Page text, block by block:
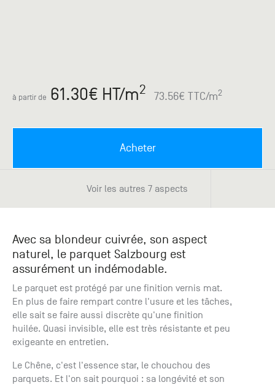
à partir de 61.30€ HT/m2 73.56€ TTC/m2
Acheter
Voir les autres 7 aspects
Avec sa blondeur cuivrée, son aspect
naturel, le parquet Salzbourg est
assurément un indémodable.
Le parquet est protégé par une finition vernis mat.
En plus de faire rempart contre l'usure et les tâches,
elle sait se faire aussi discrète qu'une finition
huilée. Quasi invisible, elle est très résistante et peu
exigeante en entretien.
Le Chêne, c'est l'essence star, le chouchou des
parquets. Et l'on sait pourquoi : sa longévité et son
samedi
25, rue
Allendé -
Du lundi
au
samedi
+33 (0)1
30 06 09
22
22, route
de
Mantes -
78240
Chambourcy
de